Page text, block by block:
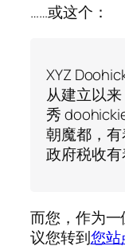
……或这个：
XYZ
从建立以
秀
朝魔都，
政府税收有
而您，作为一
议您转到您站